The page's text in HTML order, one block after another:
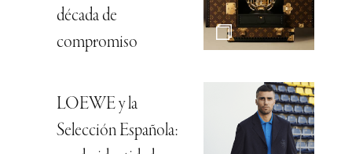
década de
compromiso
LOEWE y la
Selección Española: